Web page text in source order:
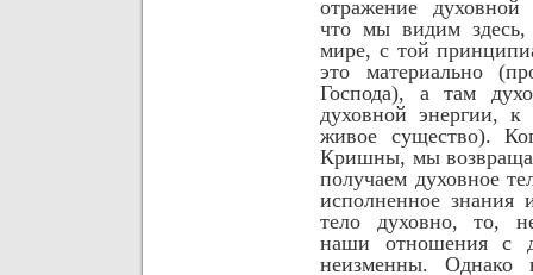
отражение
что мы видим
мире, с той
это материально
Господа), а там
духовной энергии, к
живое существо).
Кришны, мы
получаем духовное
исполненное знания
тело духовно, то,
наши отношения с
неизменны.Однако